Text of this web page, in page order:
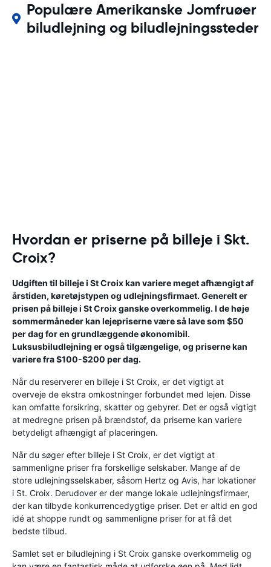
Populære Amerikanske Jomfruøer
biludlejning og biludlejningssteder
Hvordan er priserne på billeje i Skt.
Croix?
Udgiften til billeje i St Croix kan variere meget afhængigt af
årstiden, køretøjstypen og udlejningsfirmaet. Generelt er
prisen på billeje i St Croix ganske overkommelig. I de høje
sommermåneder kan lejepriserne være så lave som $50
per dag for en grundlæggende økonomibil.
Luksusbiludlejning er også tilgængelige, og priserne kan
variere fra $100-$200 per dag.
Når du reserverer en billeje i St Croix, er det vigtigt at
overveje de ekstra omkostninger forbundet med lejen. Disse
kan omfatte forsikring, skatter og gebyrer. Det er også vigtigt
at medregne prisen på brændstof, da priserne kan variere
betydeligt afhængigt af placeringen.
Når du søger efter billeje i St Croix, er det vigtigt at
sammenligne priser fra forskellige selskaber. Mange af de
store udlejningsselskaber, såsom Hertz og Avis, har lokationer
i St. Croix. Derudover er der mange lokale udlejningsfirmaer,
der kan tilbyde konkurrencedygtige priser. Det er altid en god
idé at shoppe rundt og sammenligne priser for at få det
bedste tilbud.
Samlet set er biludlejning i St Croix ganske overkommelig og